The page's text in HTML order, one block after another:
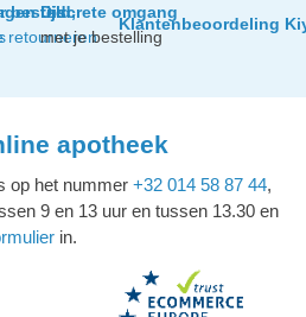
besteld,
tijd
retourneren
Discrete omgang
met je bestelling
Klantenbeoordeling
apotheek
op het nummer +32 014 58 87 44,
9 en 13 uur en tussen 13.30 en
in.